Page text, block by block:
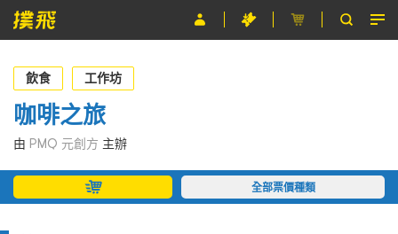
節目
主辦單位
關於撲飛
條款及細則
飲食 工作坊
咖啡之旅
由 PMQ 元創方 主辦
全部票價種類